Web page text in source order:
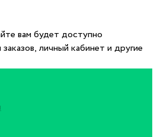
вам будет доступно
личный кабинет и другие